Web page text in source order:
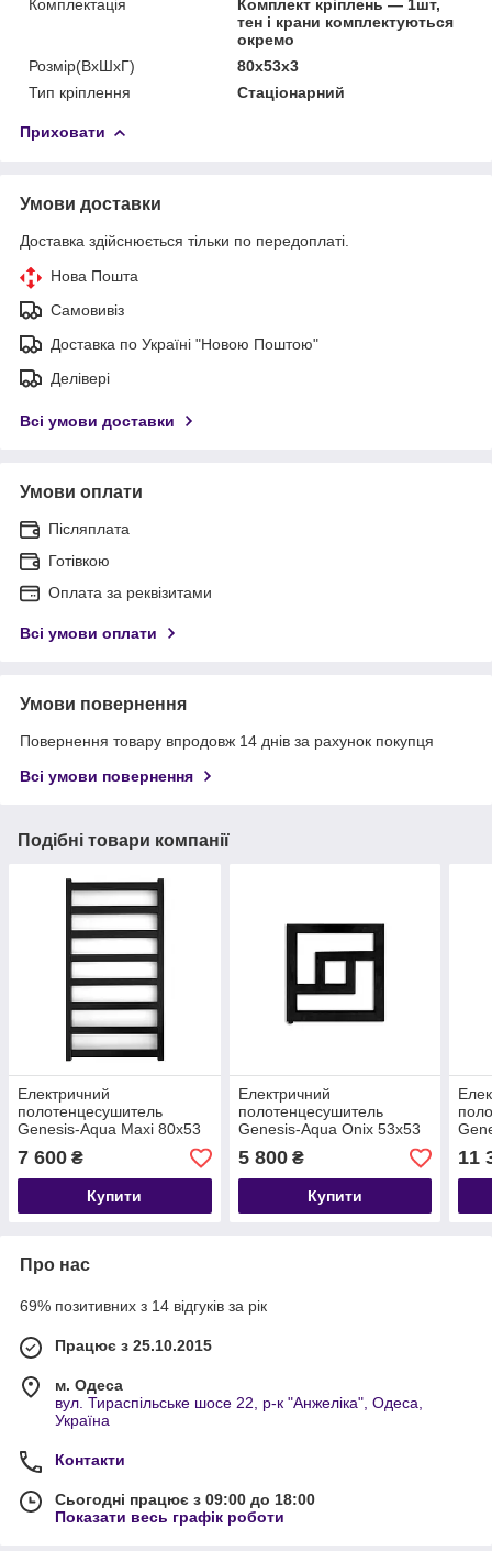
Комплектація
Комплект кріплень — 1шт,
тен і крани комплектуються
окремо
Розмір(ВхШхГ)
80x53x3
Тип кріплення
Стаціонарний
Приховати
Умови доставки
Доставка здійснюється тільки по передоплаті.
Нова Пошта
Самовивіз
Доставка по Україні "Новою Поштою"
Делівері
Всі умови доставки
Умови оплати
Післяплата
Готівкою
Оплата за реквізитами
Всі умови оплати
Умови повернення
Повернення товару впродовж 14 днів за рахунок покупця
Всі умови повернення
Подібні товари компанії
Електричний
полотенцесушитель
Genesis-Aqua Maxi 80x53
см
7 600 ₴
Купити
Електричний
полотенцесушитель
Genesis-Aqua Onix 53x53
см
5 800₴
Купити
см
11
Про нас
69% позитивних з 14 відгуків за рік
Працює з 25.10.2015
м. Одеса
вул. Тираспільське шосе 22, р-к "Анжеліка", Одеса,
Україна
Контакти
Сьогодні працює з 09:00 до 18:00
Показати весь графік роботи